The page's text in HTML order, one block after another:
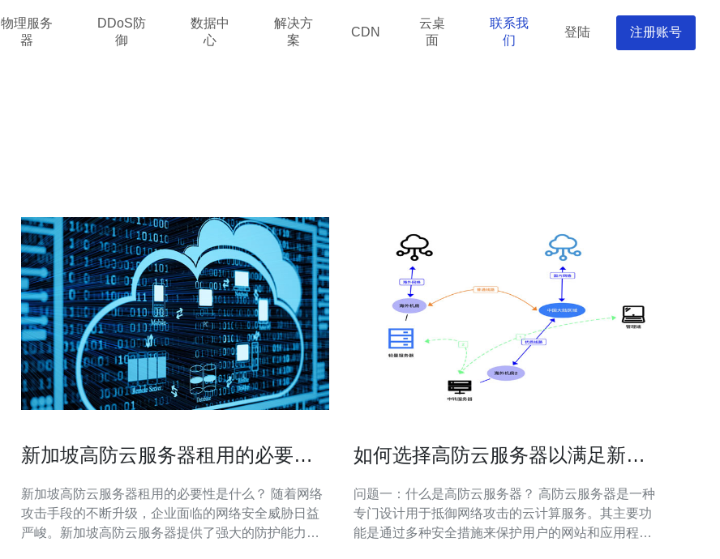
物理服务
器
DDoS防
御
数据中
心
解决方
案
CDN
云桌
面
联系我
们
登陆 注册账号
新加坡高防云服务器租用的必要性
新加坡高防云服务器租用的必要性是什么？ 随着网络
攻击手段的不断升级，企业面临的网络安全威胁日益
严峻。新加坡高防云服务器提供了强大的防护能力，
如何选择高防云服务器以满足新加
问题一：什么是高防云服务器？ 高防云服务器是一种
专门设计用于抵御网络攻击的云计算服务。其主要功
能是通过多种安全措施来保护用户的网站和应用程